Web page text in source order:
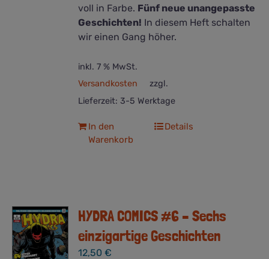
voll in Farbe. Fünf neue unangepasste
Geschichten! In diesem Heft schalten
wir einen Gang höher.
inkl. 7 % MwSt.
zzgl.
Versandkosten
Lieferzeit: 3-5 Werktage
In den
Warenkorb
Details
HYDRA COMICS #6 – Sechs
einzigartige Geschichten
12,50€